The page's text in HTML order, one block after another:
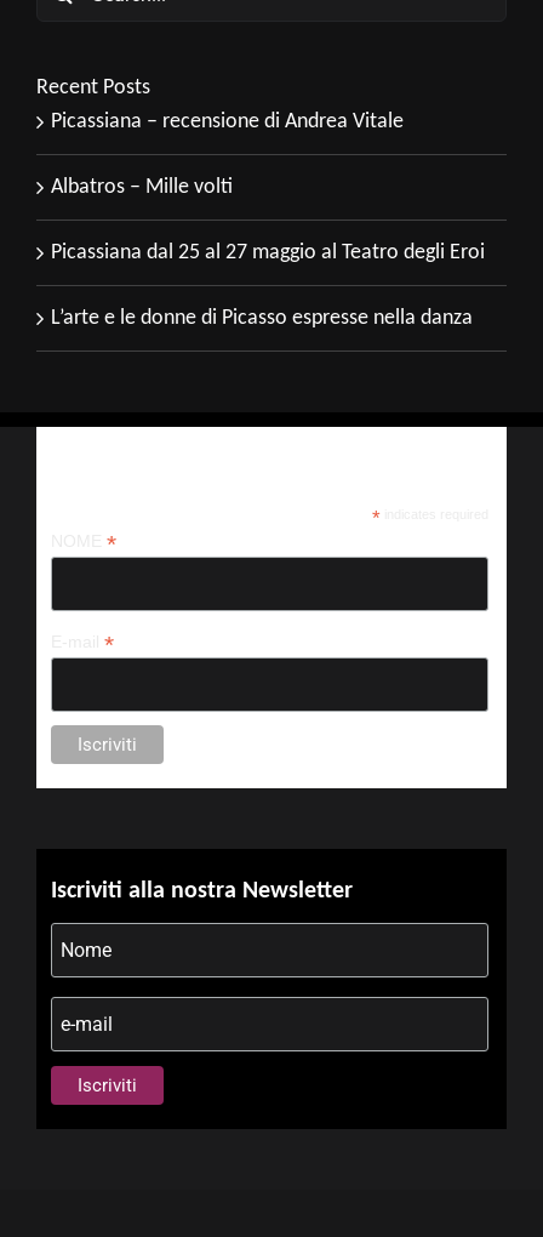
Recent Posts
Picassiana – recensione di Andrea Vitale
Albatros – Mille volti
Picassiana dal 25 al 27 maggio al Teatro degli Eroi
L’arte e le donne di Picasso espresse nella danza
*indicates required
*
*
Iscriviti alla nostra Newsletter